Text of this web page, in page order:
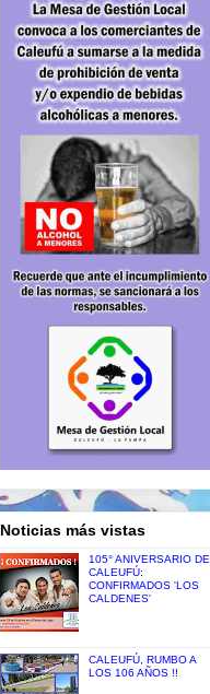
Noticias más vistas
105° ANIVERSARIO DE
CALEUFÚ:
CONFIRMADOS 'LOS
CALDENES'
CALEUFÚ, RUMBO A
LOS 106 AÑOS !!